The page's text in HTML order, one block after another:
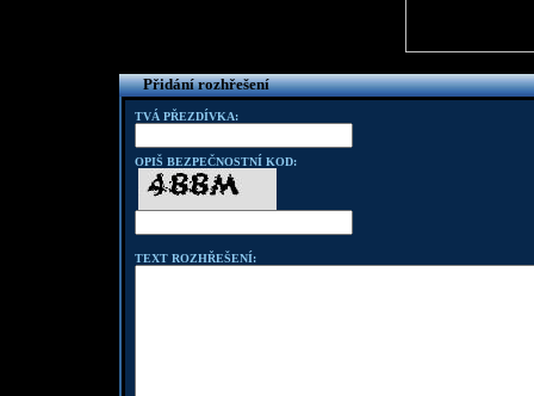
Přidání rozhřešení
TVÁ PŘEZDÍVKA:
OPIŠ BEZPEČNOSTNÍ KOD:
TEXT ROZHŘEŠENÍ: